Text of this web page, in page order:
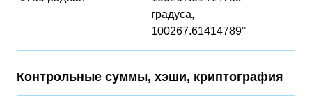
градуса,
100267.61414789°
Контрольные суммы, хэши, криптография